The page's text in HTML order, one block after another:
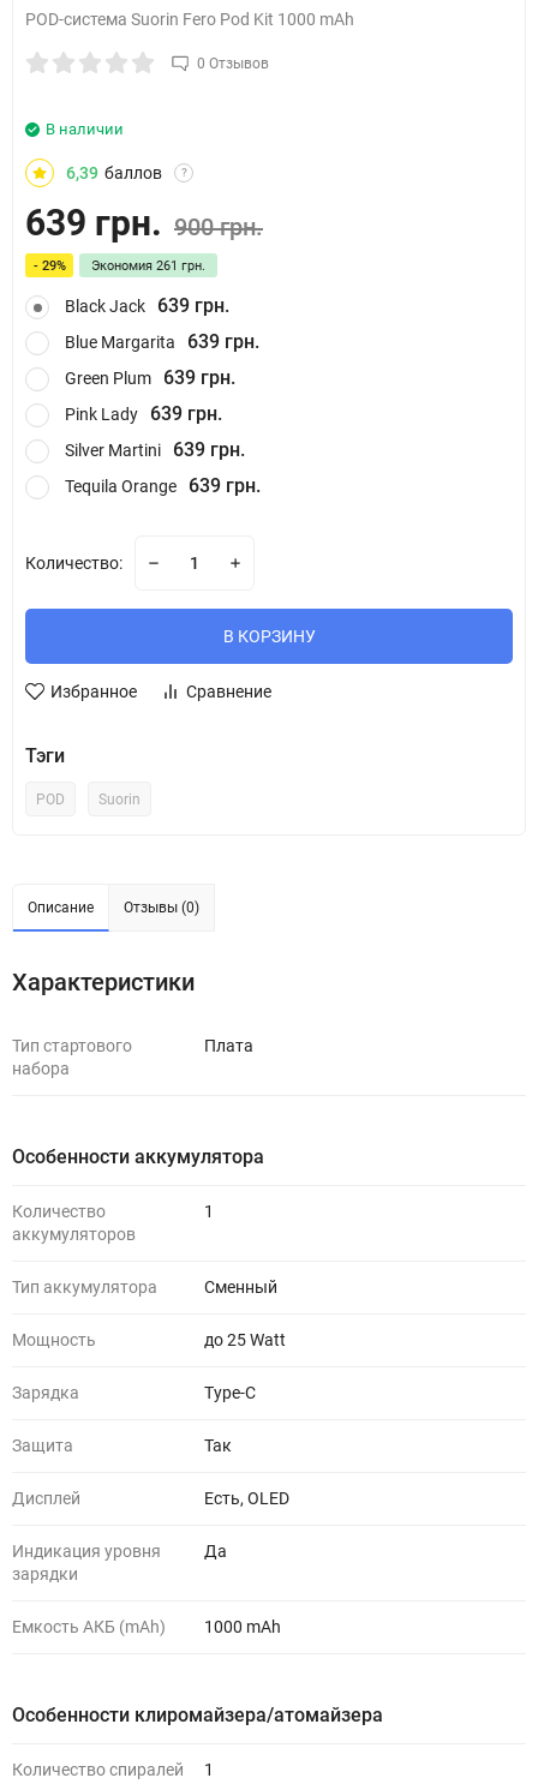
POD-система Suorin Fero Pod Kit 1000 mAh
0 Отзывов
В наличии
6,39 баллов ?
639 грн. 900 грн.
- 29% Экономия 261 грн.
Black Jack 639 грн.
Blue Margarita 639 грн.
Green Plum 639 грн.
Pink Lady 639 грн.
Silver Martini 639 грн.
Tequila Orange 639 грн.
Количество:
В КОРЗИНУ
Избранное Сравнение
Тэги
POD Suorin
Описание Отзывы (0)
Характеристики
Тип стартового
набора
Плата
Особенности аккумулятора
Количество
аккумуляторов
1
Тип аккумулятора Сменный
Мощность до 25 Watt
Зарядка Type-C
Защита Так
Дисплей Есть, OLED
Индикация уровня
зарядки
Да
Емкость АКБ (mAh) 1000 mAh
Особенности клиромайзера/атомайзера
Количество спиралей 1